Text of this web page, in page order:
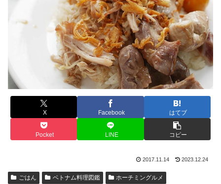
X Facebook はてブ
Pocket LINE コピー
2017.11.14 2023.12.24
ごはん ベトナム料理図鑑 ホーチミングルメ